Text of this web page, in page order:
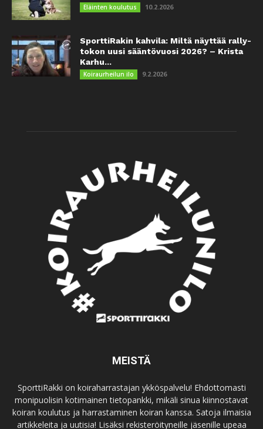
Eläinten koulutus 10.2.2026
SporttiRakin kahvila: Miltä näyttää rally-
tokon uusi sääntövuosi 2026? – Krista
Karhu...
Koiraurheilun ilo 9.2.2026
MEISTÄ
SporttiRakki on koiraharrastajan ykköspalvelu! Ehdottomasti
monipuolisin kotimainen tietopankki, mikäli sinua kiinnostavat
koiran koulutus ja harrastaminen koiran kanssa. Satoja ilmaisia
artikkeleita ja uutisia! Lisäksi rekisteröityneille jäsenille upeaa